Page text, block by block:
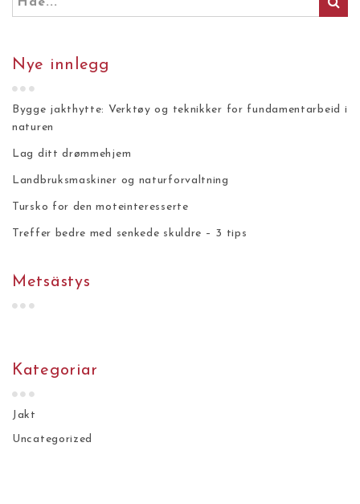
Nye innlegg
Bygge jakthytte: Verktøy og teknikker for fundamentarbeid i
naturen
Lag ditt drømmehjem
Landbruksmaskiner og naturforvaltning
Tursko for den moteinteresserte
Treffer bedre med senkede skuldre – 3 tips
Metsästys
Kategoriar
Jakt
Uncategorized